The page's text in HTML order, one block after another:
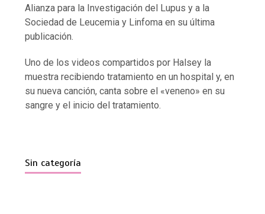
Alianza para la Investigación del Lupus y a la
Sociedad de Leucemia y Linfoma en su última
publicación.
Uno de los videos compartidos por Halsey la
muestra recibiendo tratamiento en un hospital y, en
su nueva canción, canta sobre el «veneno» en su
sangre y el inicio del tratamiento.
Sin categoría